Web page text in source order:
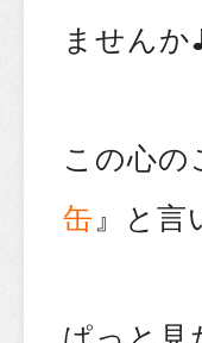
ませんか
この心
缶 』と言